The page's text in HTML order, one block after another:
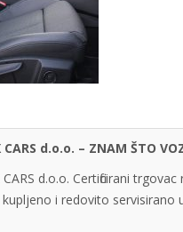
CARS d.o.o. – ZNAM ŠTO
d.o.o. Certificirani
i redovito servisirano